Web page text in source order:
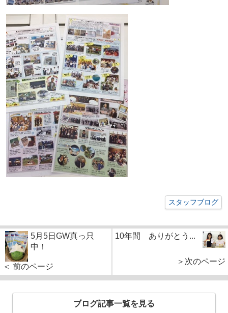
スタッフブログ
5月5日GW真っ只
中！
＜ 前のページ
10年間 ありがとう...
＞次のページ
ブログ記事一覧を見る